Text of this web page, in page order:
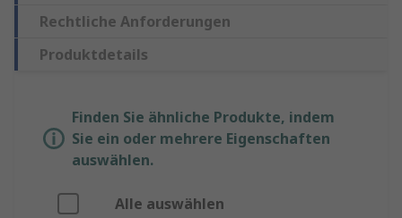
Rechtliche Anforderungen
Produktdetails
Finden Sie ähnliche Produkte, indem
Sie ein oder mehrere Eigenschaften
auswählen.
Alle auswählen